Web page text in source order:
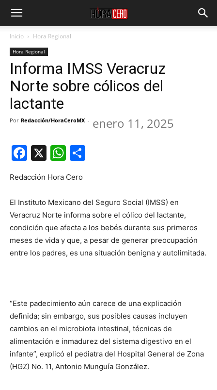
Inicio Hora Regional
Hora Regional
Informa IMSS Veracruz
Norte sobre cólicos del
lactante
Por Redacción/HoraCeroMX - enero 11, 2025
Facebook
X WhatsApp
Redacción Hora Cero
El Instituto Mexicano del Seguro Social (IMSS) en
Veracruz Norte informa sobre el cólico del lactante,
condición que afecta a los bebés durante sus primeros
meses de vida y que, a pesar de generar preocupación
entre los padres, es una situación benigna y autolimitada.
“Este padecimiento aún carece de una explicación
definida; sin embargo, sus posibles causas incluyen
cambios en el microbiota intestinal, técnicas de
alimentación e inmadurez del sistema digestivo en el
infante”, explicó el pediatra del Hospital General de Zona
(HGZ) No. 11, Antonio Munguía González.